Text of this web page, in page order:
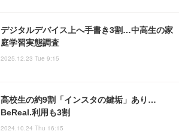
デジタルデバイス上へ手書き3割…中高生の家
庭学習実態調査
2025.12.23 Tue 9:15
高校生の約9割「インスタの鍵垢」あり…
BeReal.利用も3割
2024.10.24 Thu 16:15